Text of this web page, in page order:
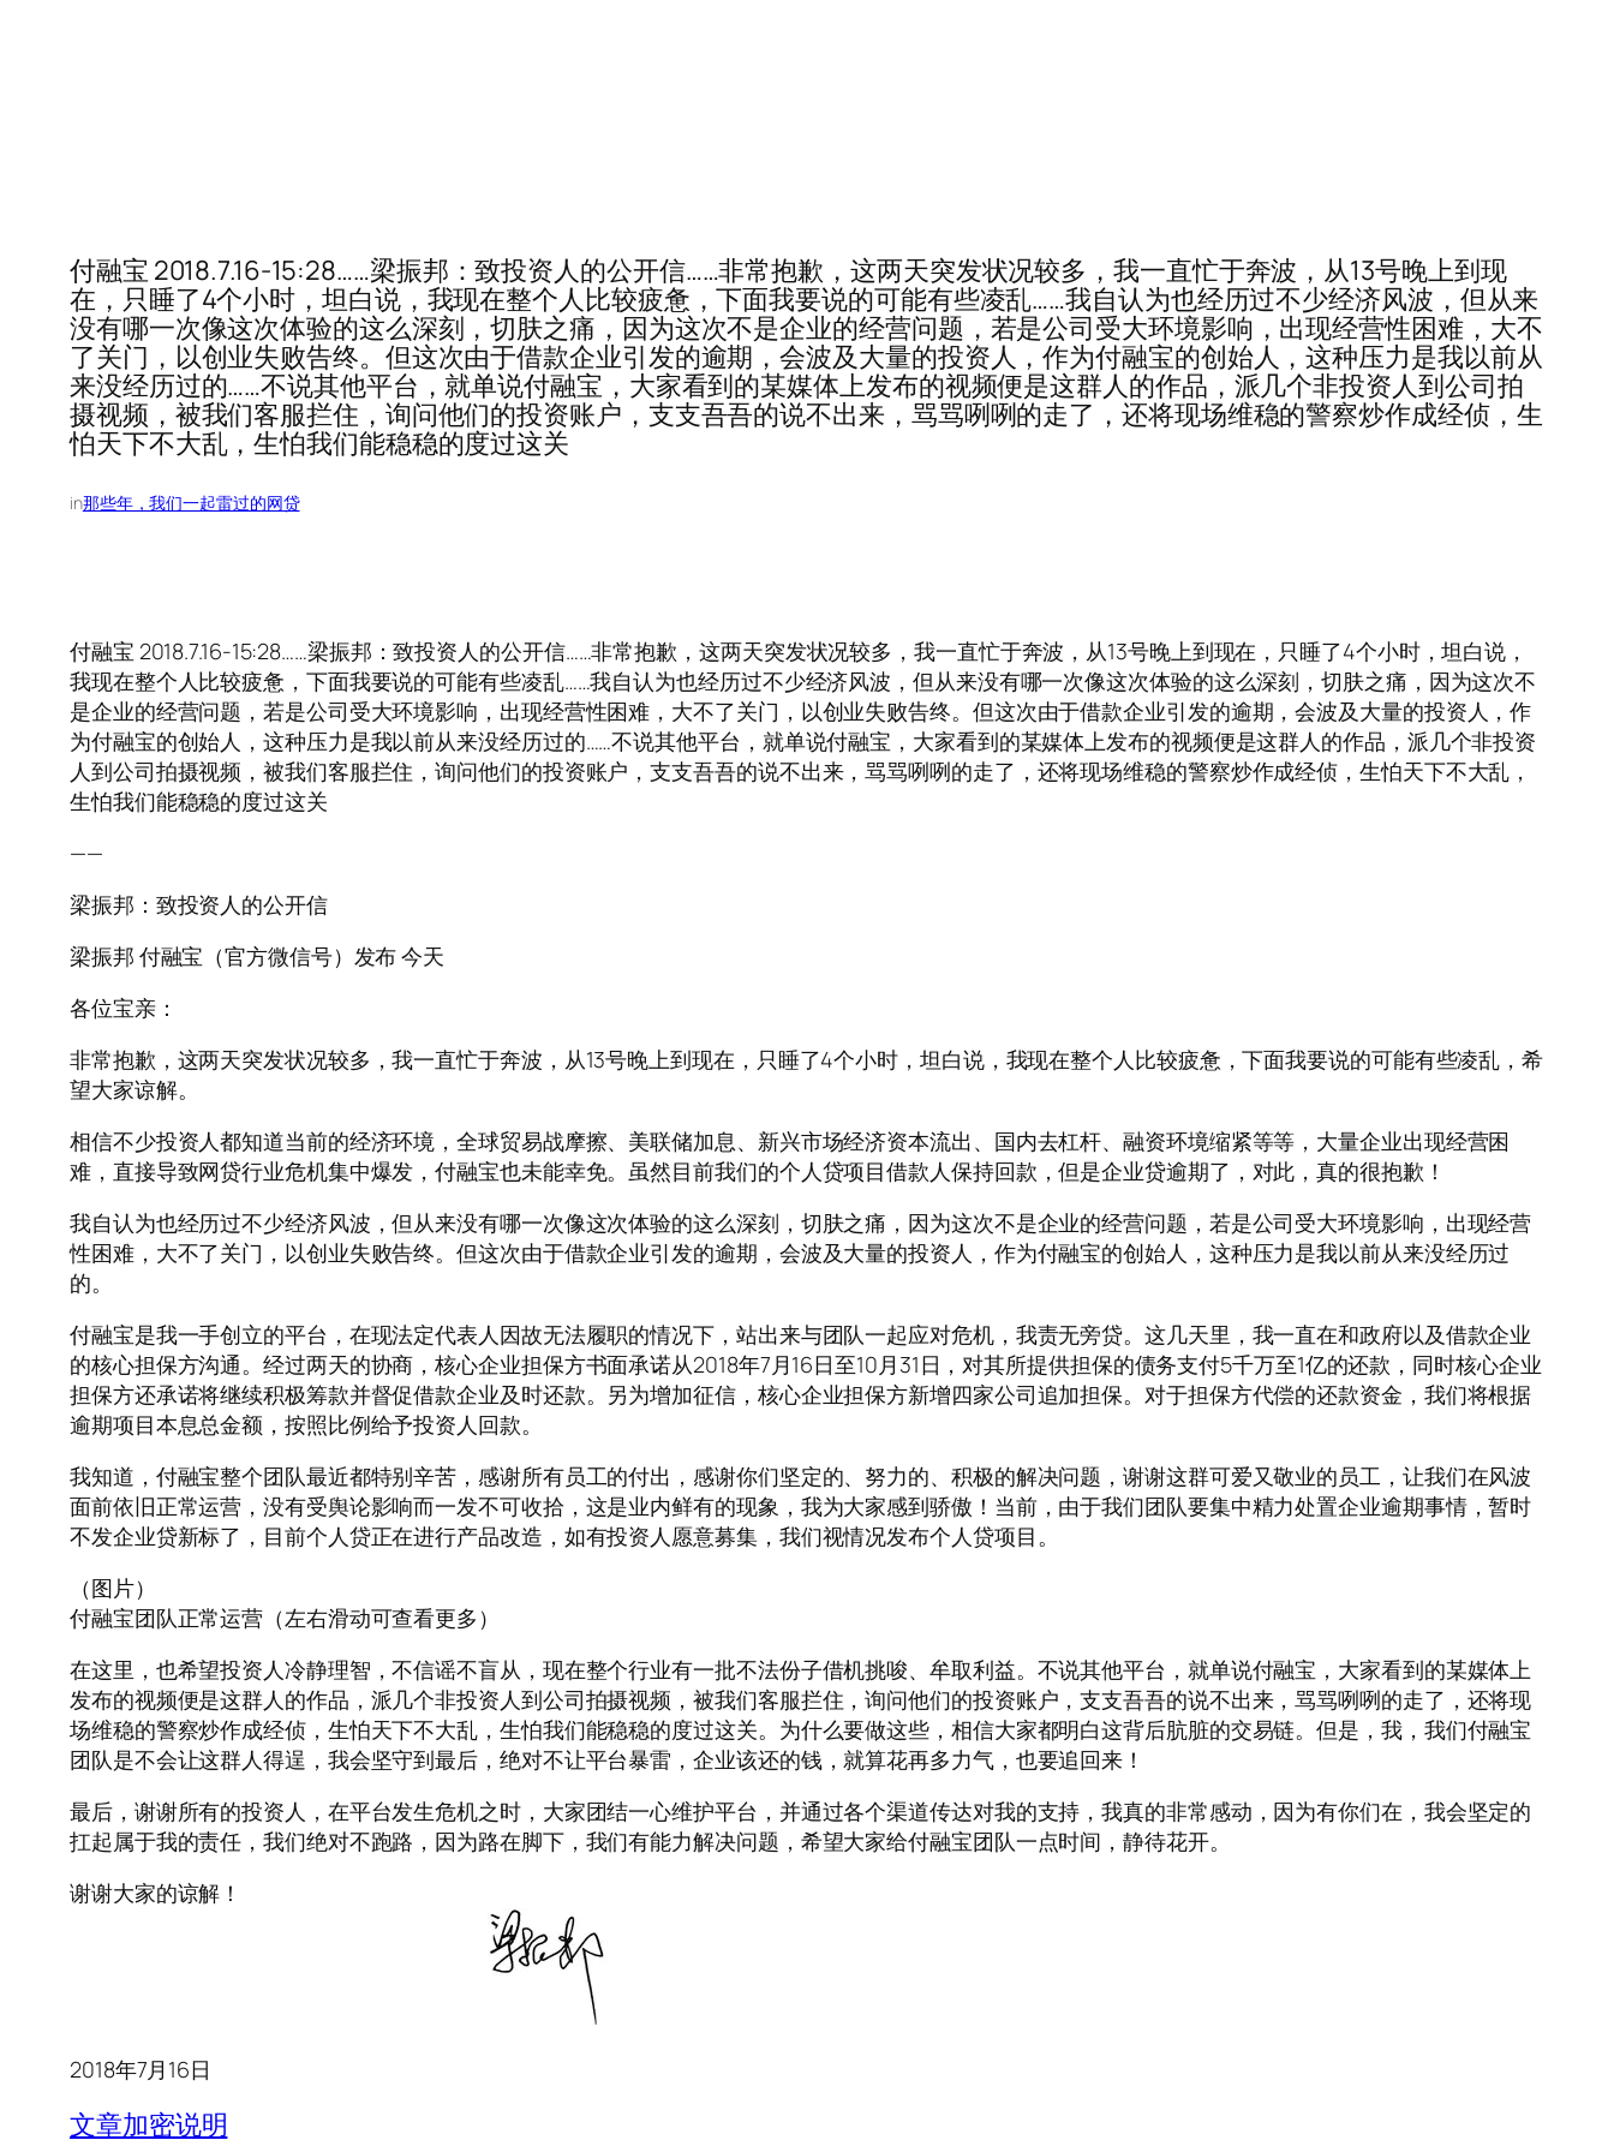
付融宝 2018.7.16-15:28……梁振邦：致投资人的公开信……非常抱歉，这两天突发状况较多，我一直忙于奔波，从13号晚上到现
在，只睡了4个小时，坦白说，我现在整个人比较疲惫，下面我要说的可能有些凌乱……我自认为也经历过不少经济风波，但从来
没有哪一次像这次体验的这么深刻，切肤之痛，因为这次不是企业的经营问题，若是公司受大环境影响，出现经营性困难，大不
了关门，以创业失败告终。但这次由于借款企业引发的逾期，会波及大量的投资人，作为付融宝的创始人，这种压力是我以前从
来没经历过的……不说其他平台，就单说付融宝，大家看到的某媒体上发布的视频便是这群人的作品，派几个非投资人到公司拍
摄视频，被我们客服拦住，询问他们的投资账户，支支吾吾的说不出来，骂骂咧咧的走了，还将现场维稳的警察炒作成经侦，生
怕天下不大乱，生怕我们能稳稳的度过这关
in那些年，我们一起雷过的网贷
付融宝 2018.7.16-15:28……梁振邦：致投资人的公开信……非常抱歉，这两天突发状况较多，我一直忙于奔波，从13号晚上到现在，只睡了4个小时，坦白说，
我现在整个人比较疲惫，下面我要说的可能有些凌乱……我自认为也经历过不少经济风波，但从来没有哪一次像这次体验的这么深刻，切肤之痛，因为这次不
是企业的经营问题，若是公司受大环境影响，出现经营性困难，大不了关门，以创业失败告终。但这次由于借款企业引发的逾期，会波及大量的投资人，作
为付融宝的创始人，这种压力是我以前从来没经历过的……不说其他平台，就单说付融宝，大家看到的某媒体上发布的视频便是这群人的作品，派几个非投资
人到公司拍摄视频，被我们客服拦住，询问他们的投资账户，支支吾吾的说不出来，骂骂咧咧的走了，还将现场维稳的警察炒作成经侦，生怕天下不大乱，
生怕我们能稳稳的度过这关
——
梁振邦：致投资人的公开信
梁振邦 付融宝（官方微信号）发布 今天
各位宝亲：
非常抱歉，这两天突发状况较多，我一直忙于奔波，从13号晚上到现在，只睡了4个小时，坦白说，我现在整个人比较疲惫，下面我要说的可能有些凌乱，希
望大家谅解。
相信不少投资人都知道当前的经济环境，全球贸易战摩擦、美联储加息、新兴市场经济资本流出、国内去杠杆、融资环境缩紧等等，大量企业出现经营困
难，直接导致网贷行业危机集中爆发，付融宝也未能幸免。虽然目前我们的个人贷项目借款人保持回款，但是企业贷逾期了，对此，真的很抱歉！
我自认为也经历过不少经济风波，但从来没有哪一次像这次体验的这么深刻，切肤之痛，因为这次不是企业的经营问题，若是公司受大环境影响，出现经营
性困难，大不了关门，以创业失败告终。但这次由于借款企业引发的逾期，会波及大量的投资人，作为付融宝的创始人，这种压力是我以前从来没经历过
的。
付融宝是我一手创立的平台，在现法定代表人因故无法履职的情况下，站出来与团队一起应对危机，我责无旁贷。这几天里，我一直在和政府以及借款企业
的核心担保方沟通。经过两天的协商，核心企业担保方书面承诺从2018年7月16日至10月31日，对其所提供担保的债务支付5千万至1亿的还款，同时核心企业
担保方还承诺将继续积极筹款并督促借款企业及时还款。另为增加征信，核心企业担保方新增四家公司追加担保。对于担保方代偿的还款资金，我们将根据
逾期项目本息总金额，按照比例给予投资人回款。
我知道，付融宝整个团队最近都特别辛苦，感谢所有员工的付出，感谢你们坚定的、努力的、积极的解决问题，谢谢这群可爱又敬业的员工，让我们在风波
面前依旧正常运营，没有受舆论影响而一发不可收拾，这是业内鲜有的现象，我为大家感到骄傲！当前，由于我们团队要集中精力处置企业逾期事情，暂时
不发企业贷新标了，目前个人贷正在进行产品改造，如有投资人愿意募集，我们视情况发布个人贷项目。
（图片）
付融宝团队正常运营（左右滑动可查看更多）
在这里，也希望投资人冷静理智，不信谣不盲从，现在整个行业有一批不法份子借机挑唆、牟取利益。不说其他平台，就单说付融宝，大家看到的某媒体上
发布的视频便是这群人的作品，派几个非投资人到公司拍摄视频，被我们客服拦住，询问他们的投资账户，支支吾吾的说不出来，骂骂咧咧的走了，还将现
场维稳的警察炒作成经侦，生怕天下不大乱，生怕我们能稳稳的度过这关。为什么要做这些，相信大家都明白这背后肮脏的交易链。但是，我，我们付融宝
团队是不会让这群人得逞，我会坚守到最后，绝对不让平台暴雷，企业该还的钱，就算花再多力气，也要追回来！
最后，谢谢所有的投资人，在平台发生危机之时，大家团结一心维护平台，并通过各个渠道传达对我的支持，我真的非常感动，因为有你们在，我会坚定的
扛起属于我的责任，我们绝对不跑路，因为路在脚下，我们有能力解决问题，希望大家给付融宝团队一点时间，静待花开。
谢谢大家的谅解！
2018年7月16日
文章加密说明